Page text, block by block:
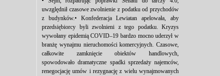
uwzględnił czasowe zwolnienie z podatku od przychodów
z budynków.• Konfederacja Lewiatan apelowała, aby
przedsiębiorcy byli zwolnieni z tego podatku. Kryzys
wywołany epidemią COVID–19 bardzo mocno uderzył w
branżę wynajmu nieruchomości komercyjnych. Czasowe,
całkowite zamknięcie obiektów handlowych,
spowodowało dramatyczne spadki sprzedaży najemców,
renegocjację umów i rezygnację z wielu wynajmowanych